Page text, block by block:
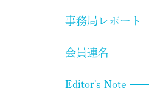
事務局レポート
会員連名
Editor's Note